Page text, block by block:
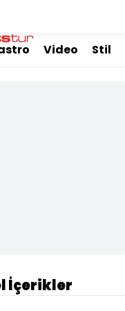
Video Stil
İçerikler